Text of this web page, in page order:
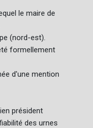
le maire de
(nord-est).
formellement
d'une mention
président
des urnes